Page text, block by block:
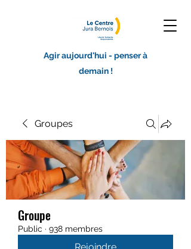
Agir aujourd'hui - penser à
demain !
Groupes
Groupe
Public · 938 membres